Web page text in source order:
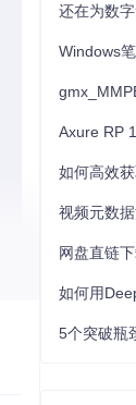
视频元数
网盘直链